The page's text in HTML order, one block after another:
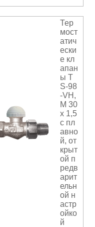
Тер
мост
атич
ески
е кл
апан
ы T
S-98
-VН,
М 30
х 1,5
с пл
авно
й, от
крыт
ой п
редв
арит
ельн
ой н
астр
ойко
й